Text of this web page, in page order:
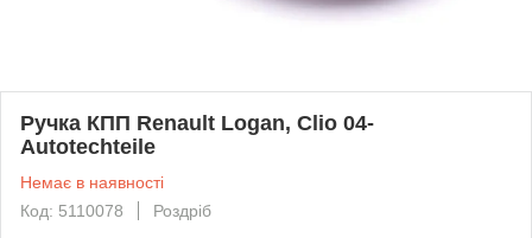
Ручка КПП Renault Logan, Clio 04-
Autotechteile
Немає в наявності
Код: 5110078
Роздріб